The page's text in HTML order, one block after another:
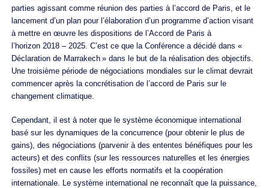
parties agissant comme réunion des parties à l’accord de Paris, et le
lancement d’un plan pour l’élaboration d’un programme d’action visant
à mettre en œuvre les dispositions de l’Accord de Paris à
l’horizon 2018 – 2025. C’est ce que la Conférence a décidé dans «
Déclaration de Marrakech » dans le but de la réalisation des objectifs.
Une troisième période de négociations mondiales sur le climat devrait
commencer après la concrétisation de l’accord de Paris sur le
changement climatique.
Cependant, il est à noter que le système économique international
basé sur les dynamiques de la concurrence (pour obtenir le plus de
gains), des négociations (parvenir à des ententes bénéfiques pour les
acteurs) et des conflits (sur les ressources naturelles et les énergies
fossiles) met en cause les efforts normatifs et la coopération
internationale. Le système international ne reconnaît que la puissance,